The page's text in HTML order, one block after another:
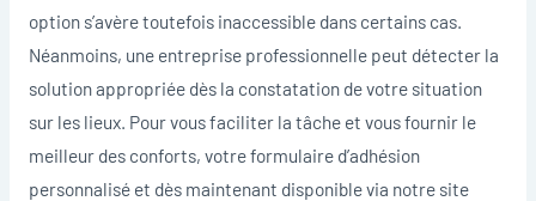
option s’avère toutefois inaccessible dans certains cas.
Néanmoins, une entreprise professionnelle peut détecter la
solution appropriée dès la constatation de votre situation
sur les lieux. Pour vous faciliter la tâche et vous fournir le
meilleur des conforts, votre formulaire d’adhésion
personnalisé et dès maintenant disponible via notre site